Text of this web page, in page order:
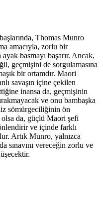
Thomas Munro
amacıyla, zorlu bir
basmayı başarır. Ancak,
geçmişini de sorgulamasına
bir ortamdır. Maori
savaşın içine çekilen
inansa da, geçmişinin
ve onu bambaşka
sömürgeciliğinin ön
da, güçlü Maori şefi
ve içinde farklı
Artık Munro, yalnızca
sınavını vereceğin zorlu ve